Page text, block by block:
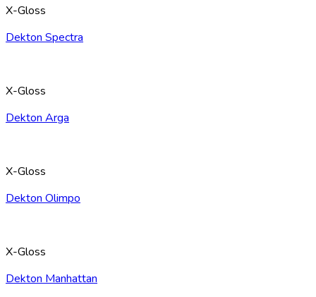
X-Gloss
Dekton Spectra
X-Gloss
Dekton Arga
X-Gloss
Dekton Olimpo
X-Gloss
Dekton Manhattan